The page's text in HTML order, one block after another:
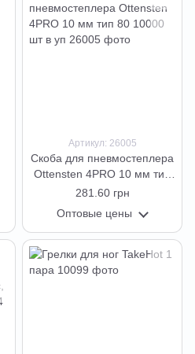
Артикул: 26005
Скоба для пневмостеплера
Ottensten 4PRO 10 мм тип
80 10000 шт в уп
281.60 грн
Оптовые цены